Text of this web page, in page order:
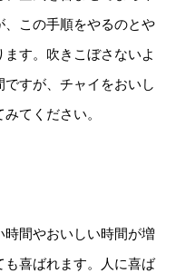
この手順をやるのとや
す。吹きこぼさないよ
すが、チャイをおいし
てください。
間やおいしい時間が増
喜ばれます。人に喜ば